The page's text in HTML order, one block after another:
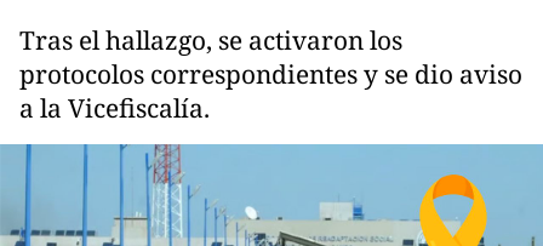
Tras el hallazgo, se activaron los
protocolos correspondientes y se dio aviso
a la Vicefiscalía.